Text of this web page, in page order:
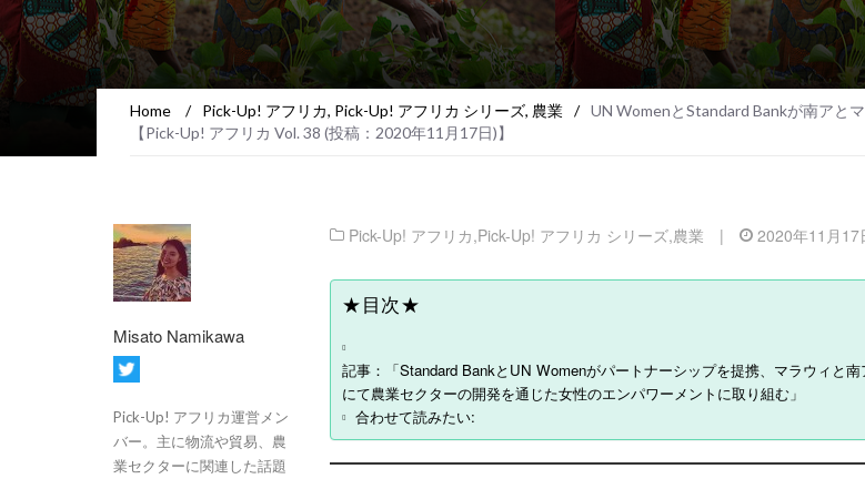
Home / Pick-Up! アフリカ, Pick-Up! アフリカ シリーズ, 農業 / UN WomenとStandard Bankが南アと
【Pick-Up! アフリカ Vol. 38 (投稿：2020年11月17日)】
Misato Namikawa
Pick-Up! アフリカ運営メン
バー。主に物流や貿易、農
業セクターに関連した話題
Pick-Up! アフリカ,Pick-Up! アフリカ シリーズ,農業 | 2020年11月17
★目次★
記事：「Standard BankとUN Womenがパートナーシップを提携、マラウィと南
にて農業セクターの開発を通じた女性のエンパワーメントに取り組む」
合わせて読みたい: